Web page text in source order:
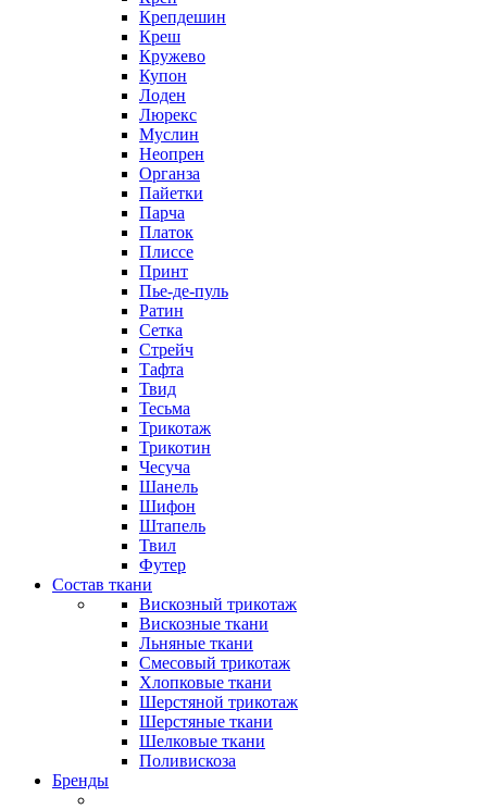
Крепдешин
Креш
Кружево
Купон
Лоден
Люрекс
Муслин
Неопрен
Органза
Пайетки
Парча
Платок
Плиссе
Принт
Пье-де-пуль
Ратин
Сетка
Стрейч
Тафта
Твид
Тесьма
Трикотаж
Трикотин
Чесуча
Шанель
Шифон
Штапель
Твил
Футер
Состав ткани
Вискозный трикотаж
Вискозные ткани
Льняные ткани
Смесовый трикотаж
Хлопковые ткани
Шерстяной трикотаж
Шерстяные ткани
Шелковые ткани
Поливискоза
Бренды